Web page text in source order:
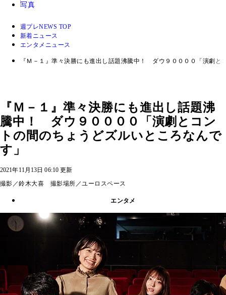
写真
週プレNEWS TOP
新着ニュース
エンタメニュース
『Ｍ－１』準々決勝にも進出し話題沸騰中！ ダウ９００００「演劇と
『Ｍ－１』準々決勝にも進出し話題沸
騰中！ ダウ９００００「演劇とコン
トの間のちょうどズルいところなんで
す」
2021年11月13日 06:10 更新
撮影／鈴木大喜 撮影場所／ユーロスペース
エンタメ